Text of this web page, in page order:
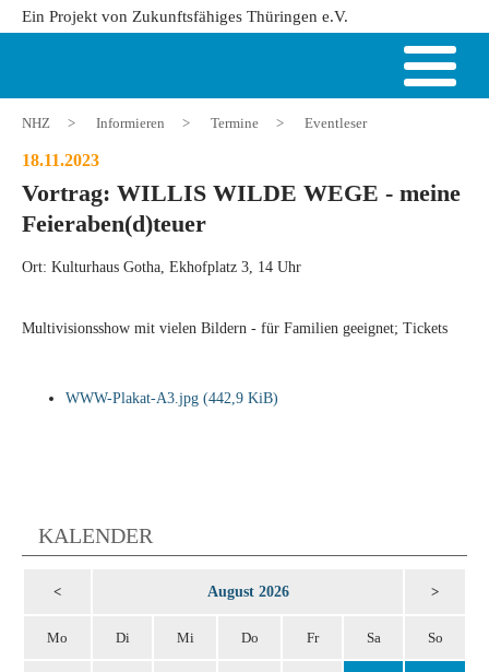
Ein Projekt von Zukunftsfähiges Thüringen e.V.
NHZ > Informieren > Termine > Eventleser
18.11.2023
Vortrag: WILLIS WILDE WEGE - meine
Feieraben(d)teuer
Ort: Kulturhaus Gotha, Ekhofplatz 3, 14 Uhr
Multivisionsshow mit vielen Bildern - für Familien geeignet; Tickets
WWW-Plakat-A3.jpg (442,9 KiB)
KALENDER
< August 2026 >
Mo Di Mi Do Fr Sa So